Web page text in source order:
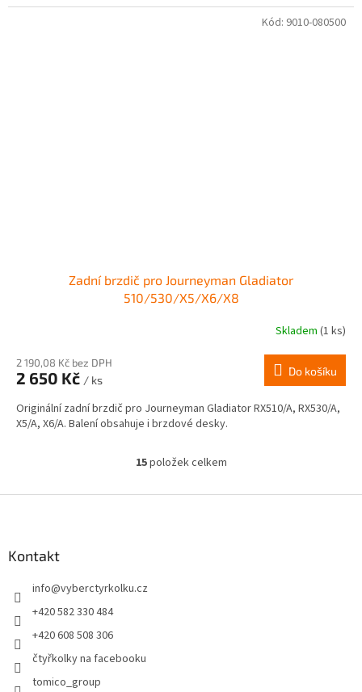
Zadní brzdič pro Journeyman Gladiator
510/530/X5/X6/X8
Skladem (1 ks)
2 190,08 Kč bez DPH
2 650 Kč / ks
Do košíku
Originální zadní brzdič pro Journeyman Gladiator RX510/A, RX530/A,
X5/A, X6/A. Balení obsahuje i brzdové desky.
Kód: 9010-080500
O
l
15položek celkem
Kontakt
info@vyberctyrkolku.cz
+420 582 330 484
+420 608 508 306
čtyřkolky na facebooku
tomico_group